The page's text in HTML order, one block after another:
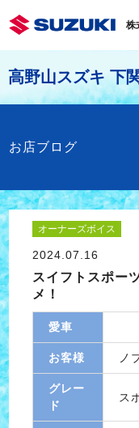
株
高野山スズキ 下
お店ブログ
オーナーズボイス
2024.07.16
スイフトスポー
メ！
愛車
お客様 ノ
グレー
ド
ス